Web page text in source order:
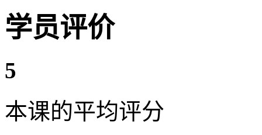
学员评价
5
本课的平均评分